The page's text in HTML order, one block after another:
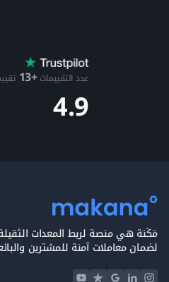
عدد التقييمات+13
4.9
مَكَنة هي منصة لربط المعدات
لضمان معاملات آمنة للمشترين